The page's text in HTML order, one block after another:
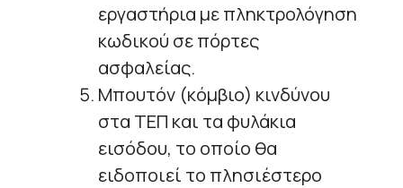
εργαστήρια με πληκτρολόγηση
κωδικού σε πόρτες
ασφαλείας.
Μπουτόν (κόμβιο) κινδύνου
στα ΤΕΠ και τα φυλάκια
εισόδου, το οποίο θα
ειδοποιεί το πλησιέστερο